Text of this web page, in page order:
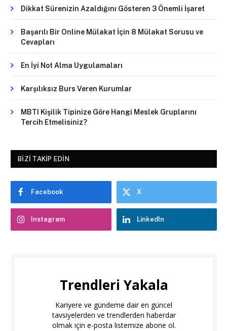
Dikkat Sürenizin Azaldığını Gösteren 3 Önemli İşaret
Başarılı Bir Online Mülakat İçin 8 Mülakat Sorusu ve
Cevapları
En İyi Not Alma Uygulamaları
Karşılıksız Burs Veren Kurumlar
MBTI Kişilik Tipinize Göre Hangi Meslek Gruplarını
Tercih Etmelisiniz?
BIZI TAKIP EDIN
Facebook X
Instagram LinkedIn
Trendleri Yakala
Kariyere ve gündeme dair en güncel
tavsiyelerden ve trendlerden haberdar
olmak için e-posta listemize abone ol.